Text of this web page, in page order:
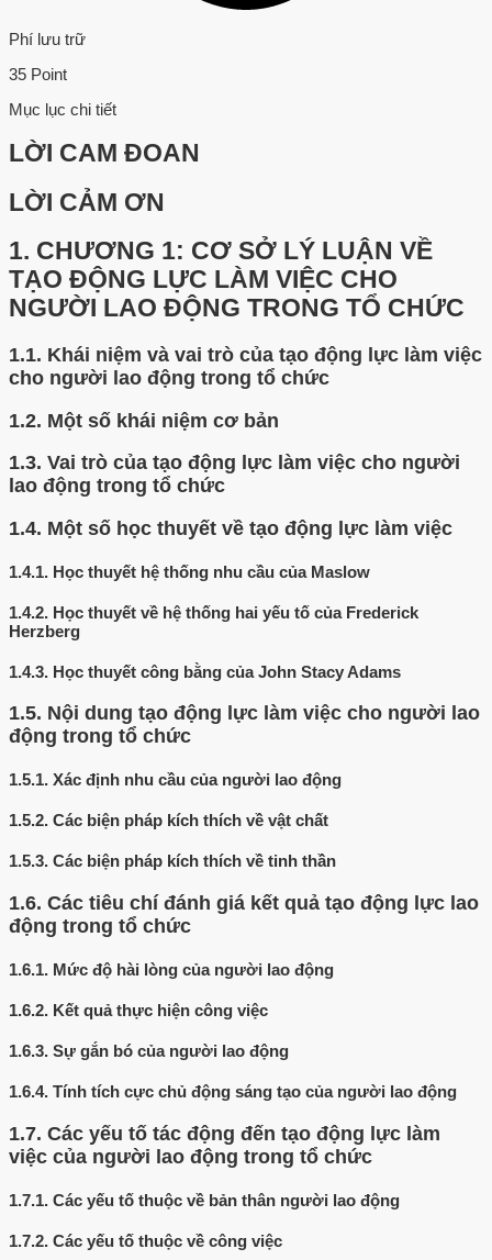
Phí lưu trữ
35 Point
Mục lục chi tiết
LỜI CAM ĐOAN
LỜI CẢM ƠN
1. CHƯƠNG 1: CƠ SỞ LÝ LUẬN VỀ
TẠO ĐỘNG LỰC LÀM VIỆC CHO
NGƯỜI LAO ĐỘNG TRONG TỔ CHỨC
1.1. Khái niệm và vai trò của tạo động lực làm việc
cho người lao động trong tổ chức
1.2. Một số khái niệm cơ bản
1.3. Vai trò của tạo động lực làm việc cho người
lao động trong tổ chức
1.4. Một số học thuyết về tạo động lực làm việc
1.4.1. Học thuyết hệ thống nhu cầu của Maslow
1.4.2. Học thuyết về hệ thống hai yếu tố của Frederick
Herzberg
1.4.3. Học thuyết công bằng của John Stacy Adams
1.5. Nội dung tạo động lực làm việc cho người lao
động trong tổ chức
1.5.1. Xác định nhu cầu của người lao động
1.5.2. Các biện pháp kích thích về vật chất
1.5.3. Các biện pháp kích thích về tinh thần
1.6. Các tiêu chí đánh giá kết quả tạo động lực lao
động trong tổ chức
1.6.1. Mức độ hài lòng của người lao động
1.6.2. Kết quả thực hiện công việc
1.6.3. Sự gắn bó của người lao động
1.6.4. Tính tích cực chủ động sáng tạo của người lao động
1.7. Các yếu tố tác động đến tạo động lực làm
việc của người lao động trong tổ chức
1.7.1. Các yếu tố thuộc về bản thân người lao động
1.7.2. Các yếu tố thuộc về công việc